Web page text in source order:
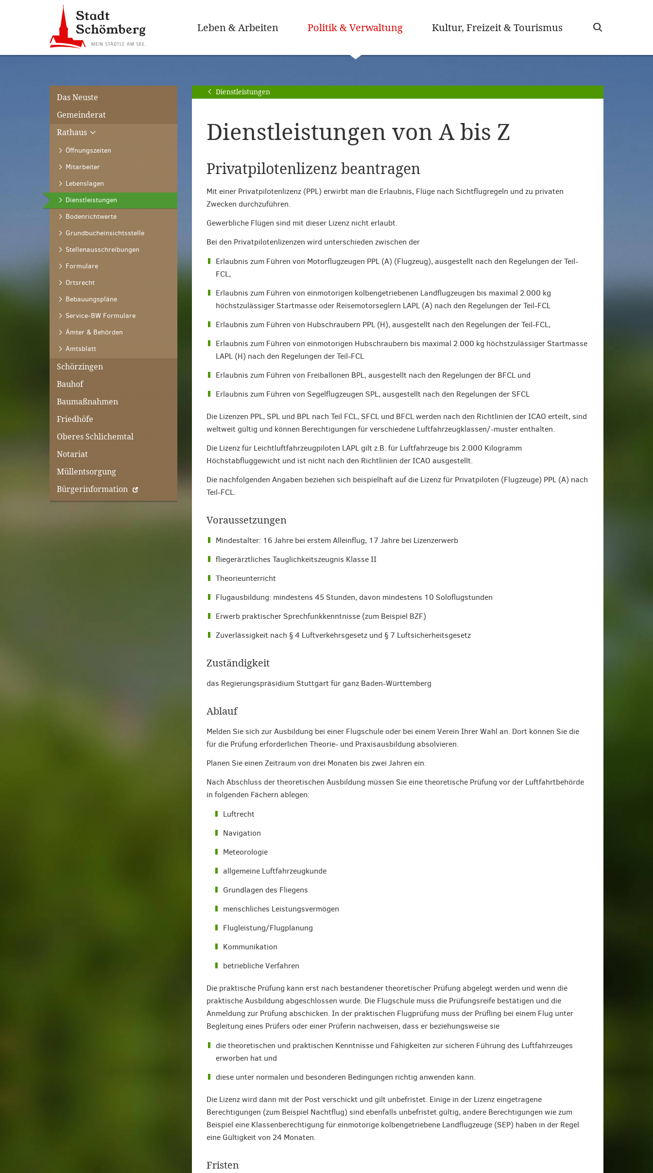
Hauptnavigation
[0]
[1]
Leben & Arbeiten Politik & Verwaltung(ausgewählt)Kultur, Freizeit & Tourismus
Das Neuste
Gemeinderat
Rathaus
Öffnungszeiten
Mitarbeiter
Lebenslagen
Dienstleistungen
Bodenrichtwerte
Grundbucheinsichtsstelle
Stellenausschreibungen
Formulare
Ortsrecht
Bebauungspläne
Service-BW Formulare
Ämter & Behörden
Amtsblatt
Schörzingen
Bauhof
Baumaßnahmen
Friedhöfe
Oberes Schlichemtal
Notariat
Müllentsorgung
Bürgerinformation
Dienstleistungen
Dienstleistungen von A bis Z
Privatpilotenlizenz beantragen
Mit einer Privatpilotenlizenz (PPL) erwirbt man die Erlaubnis, Flüge nach Sichtflugregeln und zu privaten
Zwecken durchzuführen.
Gewerbliche Flügen sind mit dieser Lizenz nicht erlaubt.
Bei den Privatpilotenlizenzen wird unterschieden zwischen der
Erlaubnis zum Führen von Motorflugzeugen PPL (A) (Flugzeug), ausgestellt nach den Regelungen der Teil-
FCL,
Erlaubnis zum Führen von einmotorigen kolbengetriebenen Landflugzeugen bis maximal 2.000 kg
höchstzulässiger Startmasse oder Reisemotorseglern LAPL (A) nach den Regelungen der Teil-FCL
Erlaubnis zum Führen von Hubschraubern PPL (H), ausgestellt nach den Regelungen der Teil-FCL,
Erlaubnis zum Führen von einmotorigen Hubschraubern bis maximal 2.000 kg höchstzulässiger Startmasse
LAPL (H) nach den Regelungen der Teil-FCL
Erlaubnis zum Führen von Freiballonen BPL, ausgestellt nach den Regelungen der BFCL und
Erlaubnis zum Führen von Segelflugzeugen SPL, ausgestellt nach den Regelungen der SFCL
Die Lizenzen PPL, SPL und BPL nach Teil FCL, SFCL und BFCL werden nach den Richtlinien der ICAO erteilt, sind
weltweit gültig und können Berechtigungen für verschiedene Luftfahrzeugklassen/-muster enthalten.
Die Lizenz für Leichtluftfahrzeugpiloten LAPL gilt z.B. für Luftfahrzeuge bis 2.000 Kilogramm
Höchstabfluggewicht und ist nicht nach den Richtlinien der ICAO ausgestellt.
Die nachfolgenden Angaben beziehen sich beispielhaft auf die Lizenz für Privatpiloten (Flugzeuge) PPL (A) nach
Teil-FCL.
Voraussetzungen
Mindestalter: 16 Jahre bei erstem Alleinflug, 17 Jahre bei Lizenzerwerb
fliegerärztliches Tauglichkeitszeugnis Klasse II
Theorieunterricht
Flugausbildung: mindestens 45 Stunden, davon mindestens 10 Soloflugstunden
Erwerb praktischer Sprechfunkkenntnisse (zum Beispiel BZF)
Zuverlässigkeit nach § 4 Luftverkehrsgesetz und § 7 Luftsicherheitsgesetz
Zuständigkeit
das Regierungspräsidium Stuttgart für ganz Baden-Württemberg
Ablauf
Melden Sie sich zur Ausbildung bei einer Flugschule oder bei einem Verein Ihrer Wahl an. Dort können Sie die
für die Prüfung erforderlichen Theorie- und Praxisausbildung absolvieren.
Planen Sie einen Zeitraum von drei Monaten bis zwei Jahren ein.
Nach Abschluss der theoretischen Ausbildung müssen Sie eine theoretische Prüfung vor der Luftfahrtbehörde
in folgenden Fächern ablegen:
Luftrecht
Navigation
Meteorologie
allgemeine Luftfahrzeugkunde
Grundlagen des Fliegens
menschliches Leistungsvermögen
Flugleistung/Flugplanung
Kommunikation
betriebliche Verfahren
Die praktische Prüfung kann erst nach bestandener theoretischer Prüfung abgelegt werden und wenn die
praktische Ausbildung abgeschlossen wurde. Die Flugschule muss die Prüfungsreife bestätigen und die
Anmeldung zur Prüfung abschicken. In der praktischen Flugprüfung muss der Prüfling bei einem Flug unter
Begleitung eines Prüfers oder einer Prüferin nachweisen, dass er beziehungsweise sie
die theoretischen und praktischen Kenntnisse und Fähigkeiten zur sicheren Führung des Luftfahrzeuges
erworben hat und
diese unter normalen und besonderen Bedingungen richtig anwenden kann.
Die Lizenz wird dann mit der Post verschickt und gilt unbefristet. Einige in der Lizenz eingetragene
Berechtigungen (zum Beispiel Nachtflug) sind ebenfalls unbefristet gültig, andere Berechtigungen wie zum
Beispiel eine Klassenberechtigung für einmotorige kolbengetriebene Landflugzeuge (SEP) haben in der Regel
eine Gültigkeit von 24 Monaten.
Fristen